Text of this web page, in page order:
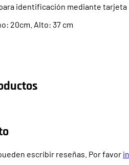
identificación mediante tarjeta
20cm. Alto: 37 cm
escribir reseñas. Por favor